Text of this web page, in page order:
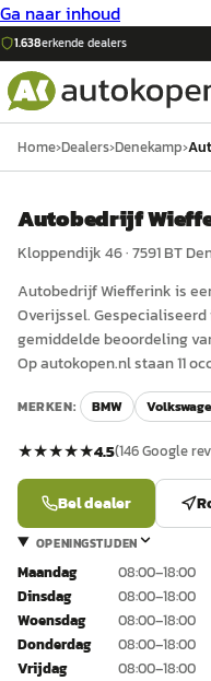
Ga naar inhoud
1.638erkende dealers
Home›Dealers›Denekamp›
Autobedrijf
Kloppendijk 46·7591 BT
Autobedrijf Wiefferinkis
Overijssel.Gespecialiseerd
gemiddelde beoordeling
Op autokopen.nl staan 11
MERKEN: BMW
★★★★★4.5(146Google
Bel dealer
OPENINGSTIJDEN
Maandag
08:00–18:00
Dinsdag
08:00–18:00
Woensdag
08:00–18:00
Donderdag
08:00–18:00
Vrijdag
08:00–18:00